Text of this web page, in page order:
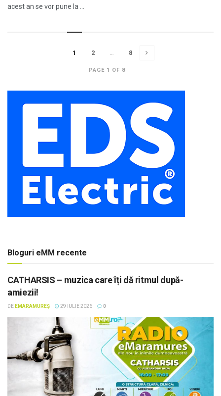
acest an se vor pune la ...
PAGE 1 OF 8
1 2 … 8
Bloguri eMM recente
CATHARSIS – muzica care îți dă ritmul după-
amiezii!
DE EMARAMUREȘ 29 IULIE 2026 0